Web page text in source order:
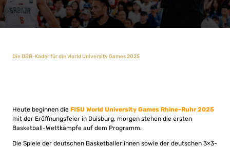
Die DBB-Kader für die World University Games 2025
Heute beginnen die FISU World University Games Rhine-Ruhr 2025
mit der Eröffnungsfeier in Duisburg, morgen stehen die ersten
Basketball-Wettkämpfe auf dem Programm.
Die Spiele der deutschen Basketballer:innen sowie der deutschen 3×3-